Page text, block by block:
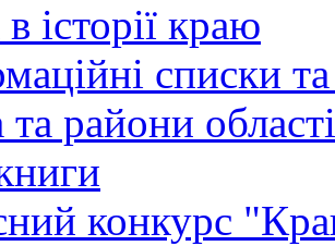
історії краю
списки
та райони області
конкурс